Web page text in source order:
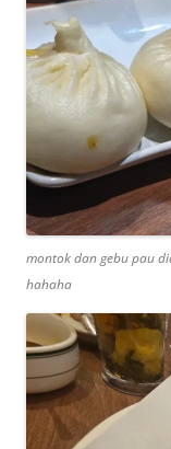
montok dan gebu pau
hahaha